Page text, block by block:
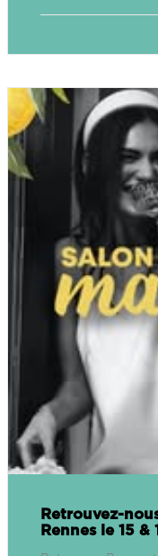
Retrouvez-
Rennes le 15